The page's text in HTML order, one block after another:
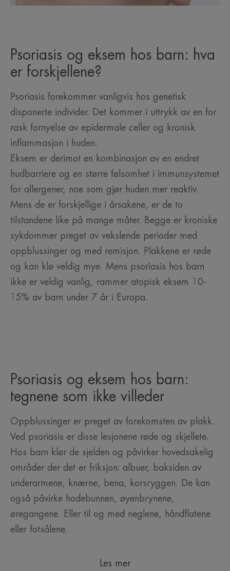
Psoriasis og eksem hos barn: hva
er forskjellene?
Psoriasis forekommer vanligvis hos genetisk
disponerte individer. Det kommer i uttrykk av en for
rask fornyelse av epidermale celler og kronisk
inflammasjon i huden.
Eksem er derimot en kombinasjon av en endret
hudbarriere og en større følsomhet i immunsystemet
for allergener, noe som gjør huden mer reaktiv.
Mens de er forskjellige i årsakene, er de to
tilstandene like på mange måter. Begge er kroniske
sykdommer preget av vekslende perioder med
oppblussinger og med remisjon. Plakkene er røde
og kan klø veldig mye. Mens psoriasis hos barn
ikke er veldig vanlig, rammer atopisk eksem 10-
15% av barn under 7 år i Europa.
Psoriasis og eksem hos barn:
tegnene som ikke villeder
Oppblussinger er preget av forekomsten av plakk.
Ved psoriasis er disse lesjonene røde og skjellete.
Hos barn klør de sjelden og påvirker hovedsakelig
områder der det er friksjon: albuer, baksiden av
underarmene, knærne, bena, korsryggen. De kan
også påvirke hodebunnen, øyenbrynene,
øregangene. Eller til og med neglene, håndflatene
eller fotsålene.
Les mer